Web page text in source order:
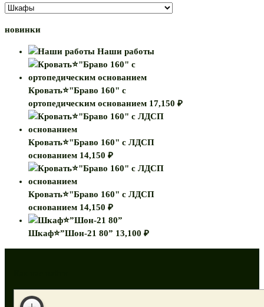
новинки
Наши работы
Кровать⭐"Браво 160" с
ортопедическим основанием 17,150 ₽
Кровать⭐"Браво 160" с ЛДСП
основанием 14,150 ₽
Кровать⭐"Браво 160" с ЛДСП
основанием 14,150 ₽
Шкаф⭐”Шон-21 80” 13,100 ₽